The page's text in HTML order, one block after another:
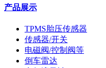
产品展示
TPMS胎压传感器
传感器/开关
电磁阀/控制阀等
倒车雷达